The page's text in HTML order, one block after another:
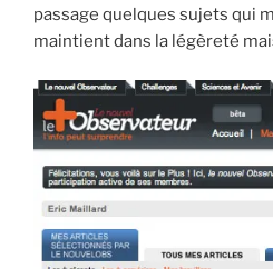
passage quelques sujets qui
maintient dans la légèreté